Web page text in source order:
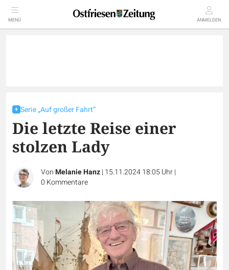
MENÜ ANMELDEN
Serie „Auf großer Fahrt“
Die letzte Reise einer
stolzen Lady
VonMelanie Hanz| 15.11.2024 18:05 Uhr|
0 Kommentare